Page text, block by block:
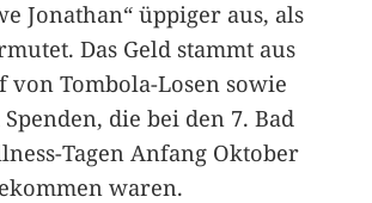
Jonathan“ üppiger aus, als
Das Geld stammt aus
von Tombola-Losen sowie
die bei den 7. Bad
Tagen Anfang Oktober
waren.